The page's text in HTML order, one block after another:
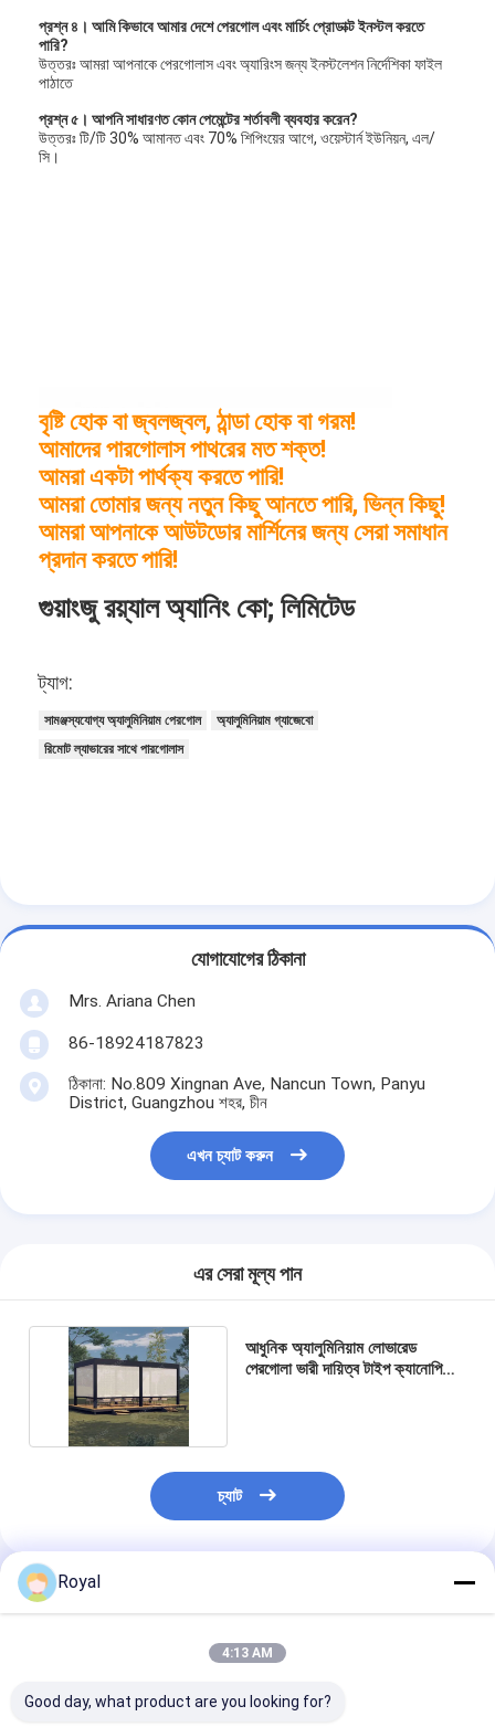
প্রশ্ন ৪। আমি কিভাবে আমার দেশে পেরগোল এবং মার্চিং প্রোডাক্ট ইনস্টল করতে
পারি?
উত্তরঃ আমরা আপনাকে পেরগোলাস এবং অ্যারিংস জন্য ইনস্টলেশন নির্দেশিকা ফাইল
পাঠাতে
প্রশ্ন ৫। আপনি সাধারণত কোন পেমেন্টের শর্তাবলী ব্যবহার করেন?
উত্তরঃ টি/টি 30% আমানত এবং 70% শিপিংয়ের আগে, ওয়েস্টার্ন ইউনিয়ন, এল/
সি।
বৃষ্টি হোক বা জ্বলজ্বল, ঠান্ডা হোক বা গরম!
আমাদের পারগোলাস পাথরের মত শক্ত!
আমরা একটা পার্থক্য করতে পারি!
আমরা তোমার জন্য নতুন কিছু আনতে পারি, ভিন্ন কিছু!
আমরা আপনাকে আউটডোর মার্শিনের জন্য সেরা সমাধান
প্রদান করতে পারি!
গুয়াংজু রয়্যাল অ্যানিং কো; লিমিটেড
ট্যাগ:
সামঞ্জস্যযোগ্য অ্যালুমিনিয়াম পেরগোল
অ্যালুমিনিয়াম গ্যাজেবো
রিমোট ল্যাভারের সাথে পারগোলাস
যোগাযোগের ঠিকানা
Mrs. Ariana Chen
86-18924187823
ঠিকানা: No.809 Xingnan Ave, Nancun Town, Panyu
District, Guangzhou শহর, চীন
এখন চ্যাট করুন
এর সেরা মূল্য পান
আধুনিক অ্যালুমিনিয়াম লোভারেড
পেরগোলা ভারী দায়িত্ব টাইপ ক্যানোপি
চ্যাট
প্রস্তাবিত পণ্য
Royal
4:13 AM
Good day, what product are you looking for?